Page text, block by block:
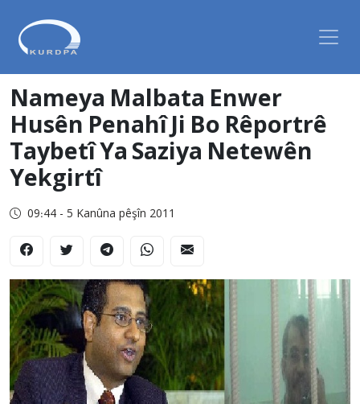
Nameya Malbata Enwer
Husên Penahî Ji Bo Rêportrê
Taybetî Ya Saziya Netewên
Yekgirtî
09:44 - 5 Kanûna pêşîn 2011